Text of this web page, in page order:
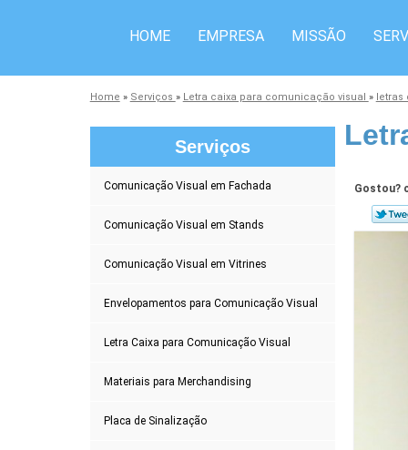
HOME EMPRESA MISSÃO
Home » Serviços » Letra caixa para comunicação visual » letras
Serviços
Comunicação Visual em Fachada
Comunicação Visual em Stands
Comunicação Visual em Vitrines
Envelopamentos para Comunicação Visual
Letra Caixa para Comunicação Visual
Materiais para Merchandising
Placa de Sinalização
Gostou?